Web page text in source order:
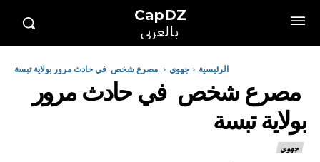
CapDZ
بالعربي
الرئيسية جهوي مصرع شخص في حادث مرور بولاية تبسة
مصرع شخص في حادث مرور
بولاية تبسة
جهوي